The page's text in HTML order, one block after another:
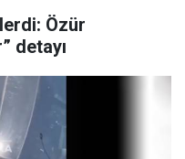
Özür
detayı